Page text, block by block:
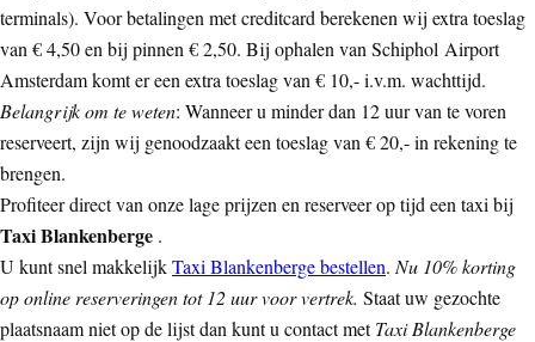
terminals). Voor betalingen met creditcard berekenen wij extra toeslag
van € 4,50 en bij pinnen € 2,50. Bij ophalen van Schiphol Airport
Amsterdam komt er een extra toeslag van € 10,- i.v.m. wachttijd.
Belangrijk om te weten: Wanneer u minder dan 12 uur van te voren
reserveert, zijn wij genoodzaakt een toeslag van € 20,- in rekening te
brengen.
Profiteer direct van onze lage prijzen en reserveer op tijd een taxi bij
Taxi Blankenberge .
U kunt snel makkelijkTaxi Blankenberge bestellen. Nu 10% korting
op online reserveringen tot 12 uur voor vertrek. Staat uw gezochte
plaatsnaam niet op de lijst dan kunt u contact metTaxi Blankenberge